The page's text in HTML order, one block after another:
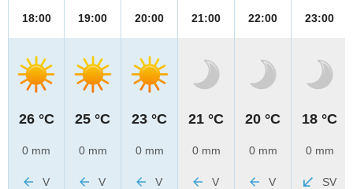
18:00
26 °C
0 mm
V
19:00
25 °C
0 mm
V
20:00
23 °C
0 mm
V
21:00
21 °C
0 mm
V
22:00
20 °C
0 mm
V
23:00
18 °C
0 mm
SV